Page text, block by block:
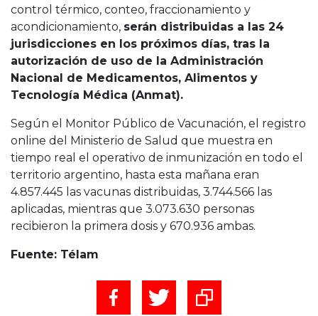
control térmico, conteo, fraccionamiento y
acondicionamiento, serán distribuidas a las 24
jurisdicciones en los próximos días, tras la
autorización de uso de la Administración
Nacional de Medicamentos, Alimentos y
Tecnología Médica (Anmat).
Según el Monitor Público de Vacunación, el registro
online del Ministerio de Salud que muestra en
tiempo real el operativo de inmunización en todo el
territorio argentino, hasta esta mañana eran
4.857.445 las vacunas distribuidas, 3.744.566 las
aplicadas, mientras que 3.073.630 personas
recibieron la primera dosis y 670.936 ambas.
Fuente: Télam